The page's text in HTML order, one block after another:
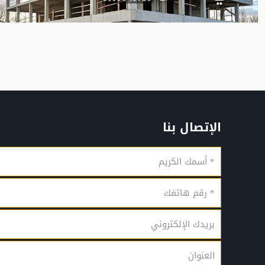
الإتصال بنا